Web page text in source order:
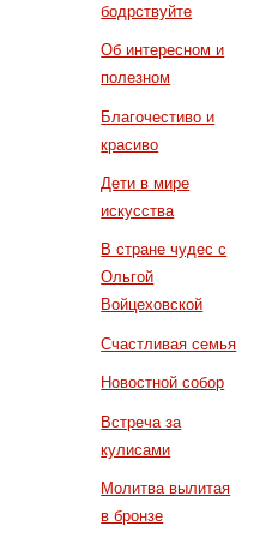
бодрствуйте
Об интересном и
полезном
Благочестиво и
красиво
Дети в мире
искусства
В стране чудес с
Ольгой
Войцеховской
Счастливая семья
Новостной собор
Встреча за
кулисами
Молитва вылитая
в бронзе